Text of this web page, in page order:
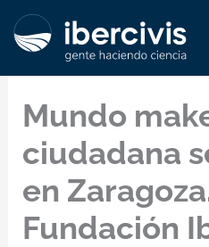
Mundo
ciudadana
en
Fundación